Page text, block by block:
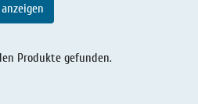
anzeigen
Produkte gefunden.